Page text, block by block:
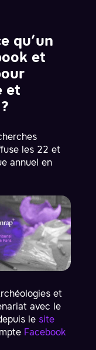
qu’un
et
et
les 22 et
annuel en
et
avec le
le site
Facebook